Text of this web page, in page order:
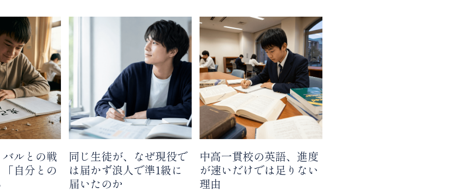
ルとの戦
自分との
同じ生徒が、なぜ現役で
は届かず浪人で準1級に
届いたのか
中高一貫校の英語、進度
が速いだけでは足りない
理由